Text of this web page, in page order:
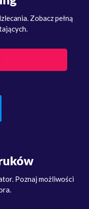
Zobacz pełną
Poznaj możliwości